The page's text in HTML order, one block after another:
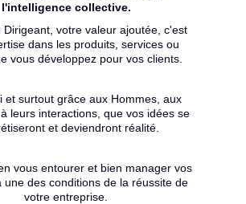
l'intelligence collective.
Dirigeant, votre valeur ajoutée, c'est
dans les produits, services ou
vous développez pour vos clients.
et surtout grâce aux Hommes, aux
leurs interactions, que vos idées se
et deviendront réalité.
vous entourer et bien manager vos
une des conditions de la réussite de
votre entreprise.